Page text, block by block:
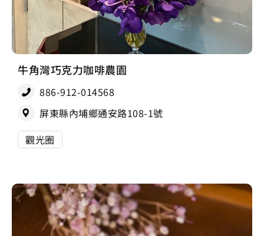
牛角灣巧克力咖啡農園
886-912-014568
屏東縣內埔鄉通安路108-1號
觀光圈